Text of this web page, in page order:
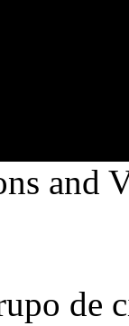
and
de